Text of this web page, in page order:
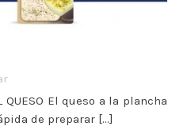
QUESO El queso a la plancha
de preparar [...]